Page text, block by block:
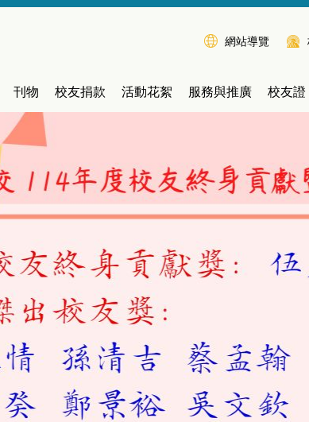
網站導覽
刊物 校友捐款 活動花絮 服務與推廣 校友證